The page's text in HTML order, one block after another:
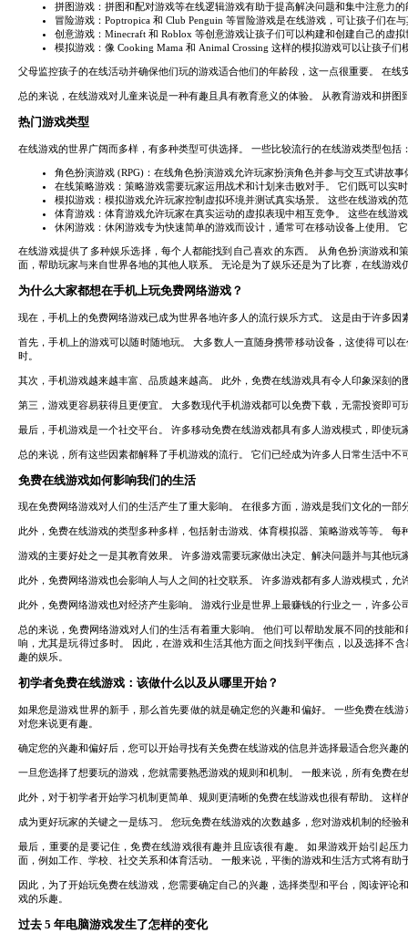
拼图游戏：拼图和配对游戏等在线逻辑游戏有助于提高解决问题和集中注意力的
冒险游戏：Poptropica 和 Club Penguin 等冒险游戏是在线游戏，可让孩子们在
创意游戏：Minecraft 和 Roblox 等创意游戏让孩子们可以构建和创建自己的虚
模拟游戏：像 Cooking Mama 和 Animal Crossing 这样的模拟游戏可以让孩子
父母监控孩子的在线活动并确保他们玩的游戏适合他们的年龄段，这一点很重要。 在
总的来说，在线游戏对儿童来说是一种有趣且具有教育意义的体验。 从教育游戏和拼
热门游戏类型
在线游戏的世界广阔而多样，有多种类型可供选择。 一些比较流行的在线游戏类型包括
角色扮演游戏 (RPG)：在线角色扮演游戏允许玩家扮演角色并参与交互式讲故
在线策略游戏：策略游戏需要玩家运用战术和计划来击败对手。 它们既可以
模拟游戏：模拟游戏允许玩家控制虚拟环境并测试真实场景。 这些在线游戏的
体育游戏：体育游戏允许玩家在真实运动的虚拟表现中相互竞争。 这些在线游
休闲游戏：休闲游戏专为快速简单的游戏而设计，通常可在移动设备上使用。
在线游戏提供了多种娱乐选择，每个人都能找到自己喜欢的东西。 从角色扮演游戏
面，帮助玩家与来自世界各地的其他人联系。 无论是为了娱乐还是为了比赛，在线游戏
为什么大家都想在手机上玩免费网络游戏？
现在，手机上的免费网络游戏已成为世界各地许多人的流行娱乐方式。 这是由于许多
首先，手机上的游戏可以随时随地玩。 大多数人一直随身携带移动设备，这使得可以
时。
其次，手机游戏越来越丰富、品质越来越高。 此外，免费在线游戏具有令人印象深刻
第三，游戏更容易获得且更便宜。 大多数现代手机游戏都可以免费下载，无需投资即
最后，手机游戏是一个社交平台。 许多移动免费在线游戏都具有多人游戏模式，即使
总的来说，所有这些因素都解释了手机游戏的流行。 它们已经成为许多人日常生活中
免费在线游戏如何影响我们的生活
现在免费网络游戏对人们的生活产生了重大影响。 在很多方面，游戏是我们文化的一
此外，免费在线游戏的类型多种多样，包括射击游戏、体育模拟器、策略游戏等等。 每
游戏的主要好处之一是其教育效果。 许多游戏需要玩家做出决定、解决问题并与其他
此外，免费网络游戏也会影响人与人之间的社交联系。 许多游戏都有多人游戏模式，
此外，免费网络游戏也对经济产生影响。 游戏行业是世界上最赚钱的行业之一，许多
总的来说，免费网络游戏对人们的生活有着重大影响。 他们可以帮助发展不同的技能
响，尤其是玩得过多时。 因此，在游戏和生活其他方面之间找到​​平衡点，以及选择不
趣的娱乐。
初学者免费在线游戏：该做什么以及从哪里开始？
如果您是游戏世界的新手，那么首先要做的就是确定您的兴趣和偏好。 一些免费在线
对您来说更有趣。
确定您的兴趣和偏好后，您可以开始寻找有关免费在线游戏的信息并选择最适合您兴
一旦您选择了想要玩的游戏，您就需要熟悉游戏的规则和机制。 一般来说，所有免费
此外，对于初学者开始学习机制更简单、规则更清晰的免费在线游戏也很有帮助。 这
成为更好玩家的关键之一是练习。 您玩免费在线游戏的次数越多，您对游戏机制的经
最后，重要的是要记住，免费在线游戏很有趣并且应该很有趣。 如果游戏开始引起
面，例如工作、学校、社交关系和体育活动。 一般来说，平衡的游戏和生活方式将有助
因此，为了开始玩免费在线游戏，您需要确定自己的兴趣，选择类型和平台，阅读评
戏的乐趣。
过去 5 年电脑游戏发生了怎样的变化